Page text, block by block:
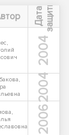
Д
а
т
а
з
а
щ
и
т ы
2004
2004
2006